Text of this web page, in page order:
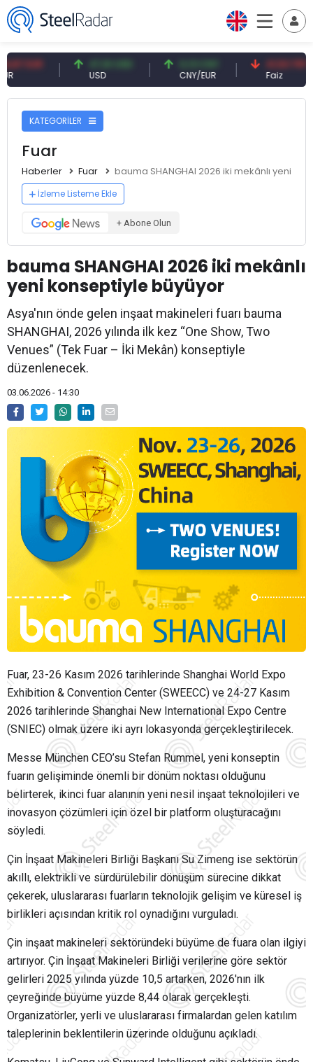
47,61 USD 0,13 CNY
CNY/EUR
41,53 TRY
KATEGORİLER
Fuar
Haberler Fuar bauma SHANGHAI 2026 iki mekânlı yeni
İzleme Listeme Ekle
+ Abone Olun
bauma SHANGHAI 2026 iki mekânlı
yeni konseptiyle büyüyor
Asya'nın önde gelen inşaat makineleri fuarı bauma
SHANGHAI, 2026 yılında ilk kez “One Show, Two
Venues” (Tek Fuar – İki Mekân) konseptiyle
düzenlenecek.
03.06.2026 - 14:30
Fuar, 23-26 Kasım 2026 tarihlerinde Shanghai World Expo
Exhibition & Convention Center (SWEECC) ve 24-27 Kasım
2026 tarihlerinde Shanghai New International Expo Centre
(SNIEC) olmak üzere iki ayrı lokasyonda gerçekleştirilecek.
Messe München CEO’su Stefan Rummel, yeni konseptin
fuarın gelişiminde önemli bir dönüm noktası olduğunu
belirterek, ikinci fuar alanının yeni nesil inşaat teknolojileri ve
inovasyon çözümleri için özel bir platform oluşturacağını
söyledi.
Çin İnşaat Makineleri Birliği Başkanı Su Zimeng ise sektörün
akıllı, elektrikli ve sürdürülebilir dönüşüm sürecine dikkat
çekerek, uluslararası fuarların teknolojik gelişim ve küresel iş
birlikleri açısından kritik rol oynadığını vurguladı.
Çin inşaat makineleri sektöründeki büyüme de fuara olan ilgiyi
artırıyor. Çin İnşaat Makineleri Birliği verilerine göre sektör
gelirleri 2025 yılında yüzde 10,5 artarken, 2026'nın ilk
çeyreğinde büyüme yüzde 8,44 olarak gerçekleşti.
Organizatörler, yerli ve uluslararası firmalardan gelen katılım
taleplerinin beklentilerin üzerinde olduğunu açıkladı.